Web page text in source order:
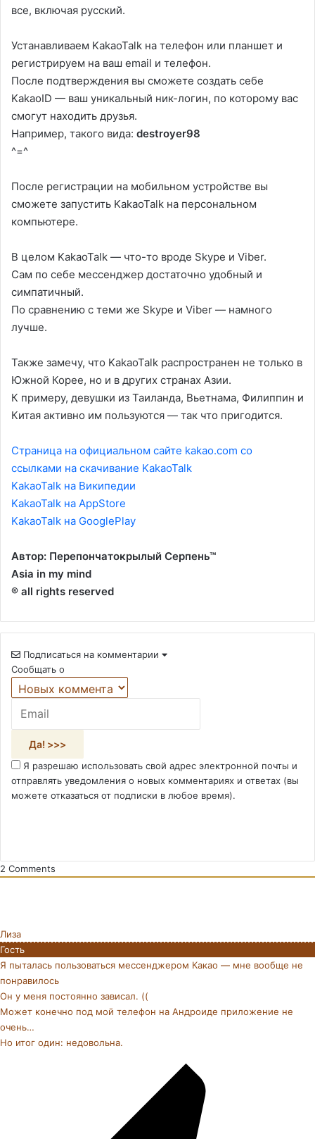
все, включая русский.
Устанавливаем KakaoTalk на телефон или планшет и
регистрируем на ваш email и телефон.
После подтверждения вы сможете создать себе
KakaoID — ваш уникальный ник-логин, по которому вас
смогут находить друзья.
Например, такого вида: destroyer98
^=^
После регистрации на мобильном устройстве вы
сможете запустить KakaoTalk на персональном
компьютере.
В целом KakaoTalk — что-то вроде Skype и Viber.
Сам по себе мессенджер достаточно удобный и
симпатичный.
По сравнению с теми же Skype и Viber — намного
лучше.
Также замечу, что KakaoTalk распространен не только в
Южной Корее, но и в других странах Азии.
К примеру, девушки из Таиланда, Вьетнама, Филиппин и
Китая активно им пользуются — так что пригодится.
Страница на официальном сайте kakao.com со
ссылками на скачивание KakaoTalk
KakaoTalk на Википедии
KakaoTalk на AppStore
KakaoTalk на GooglePlay
Автор: Перепончатокрылый Серпень™
Asia in my mind
® all rights reserved
Подписаться на комментарии
Сообщать о
Я разрешаю использовать свой адрес электронной почты и
отправлять уведомления о новых комментариях и ответах (вы
можете отказаться от подписки в любое время).
2 Comments
Лиза
Гость
Я пыталась пользоваться мессенджером Какао — мне вообще не
понравилось
Он у меня постоянно зависал. ((
Может конечно под мой телефон на Андроиде приложение не
очень…
Но итог один: недовольна.